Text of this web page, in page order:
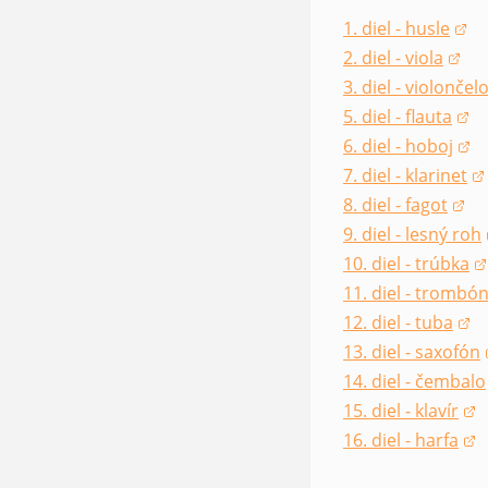
1. diel - husle
(opens in a new
2. diel - viola
(opens in a new
3. diel - violončelo
(opens in a new
5. diel - flauta
(opens in a new
6. diel - hoboj
(opens in a new
7. diel - klarinet
(opens in a new
8. diel - fagot
(opens in a new
9. diel - lesný roh
(opens in a new
10. diel - trúbka
(opens in a new
11. diel - trombón
(opens in a new
12. diel - tuba
(opens in a new
13. diel - saxofón
(opens in a new
14. diel - čembalo
(opens in a new
15. diel - klavír
(opens in a new
16. diel - harfa
(opens in a new